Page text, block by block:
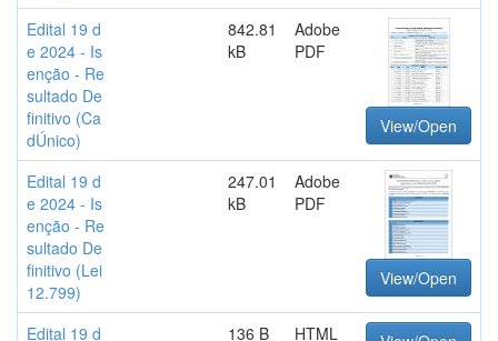
Edital 19 d
e 2024 - Is
enção - Re
sultado De
finitivo (Ca
dÚnico)
842.81
kB
Adobe
PDF
View/Open
Edital 19 d
e 2024 - Is
enção - Re
sultado De
finitivo (Lei
12.799)
247.01
kB
Adobe
PDF
View/Open
Edital 19 d 136 B HTML